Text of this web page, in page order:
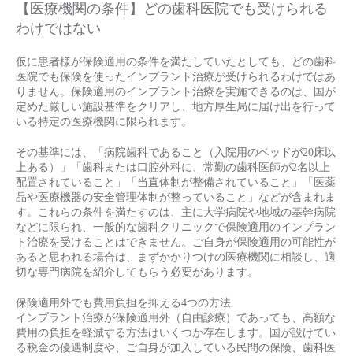
【医療機関の条件】どの歯科医院でも受けられる
わけではない
仮に患者様が保険適用の条件を満たしていたとしても、どの歯科
医院でも保険を使ったインプラント治療が受けられるわけではあ
りません。保険適用のインプラント治療を実施できるのは、国が
定めた厳しい施設基準をクリアし、地方厚生局に届け出を行って
いる特定の医療機関に限られます。
その基準には、「病院歯科であること（入院用のベッドが20床以
上ある）」「歯科または口腔外科に、常勤の歯科医師が2名以上
配置されていること」「当直体制が整備されていること」「医薬
品や医療機器の安全管理体制が整っていること」などが含まれま
す。これらの条件を満たすのは、主に大学病院や地域の基幹病院
などに限られ、一般的な歯科クリニックで保険適用のインプラン
ト治療を受けることはできません。ご自身が保険適用の可能性が
あると思われる場合は、まずかかりつけの医療機関に相談し、適
切な専門病院を紹介してもらう必要があります。
保険適用外でも費用負担を抑える4つの方法
インプラント治療が保険適用外（自由診療）であっても、高額な
費用の負担を軽減する方法はいくつか存在します。国が設けてい
る税金の優遇制度や、ご自身が加入している民間の保険、歯科医